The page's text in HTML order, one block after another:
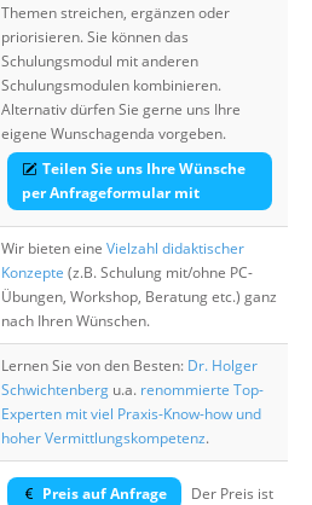
Themen streichen, ergänzen oder
priorisieren. Sie können das
Schulungsmodul mit anderen
Schulungsmodulen kombinieren.
Alternativ dürfen Sie gerne uns Ihre
eigene Wunschagenda vorgeben.
Teilen Sie uns Ihre Wünsche
per Anfrageformular mit
Wir bieten eine Vielzahl didaktischer
Konzepte (z.B. Schulung mit/ohne PC-
Übungen, Workshop, Beratung etc.) ganz
nach Ihren Wünschen.
Lernen Sie von den Besten: Dr. Holger
Schwichtenberg u.a. renommierte Top-
Experten mit viel Praxis-Know-how und
hoher Vermittlungskompetenz.
Preis auf Anfrage
Der Preis ist